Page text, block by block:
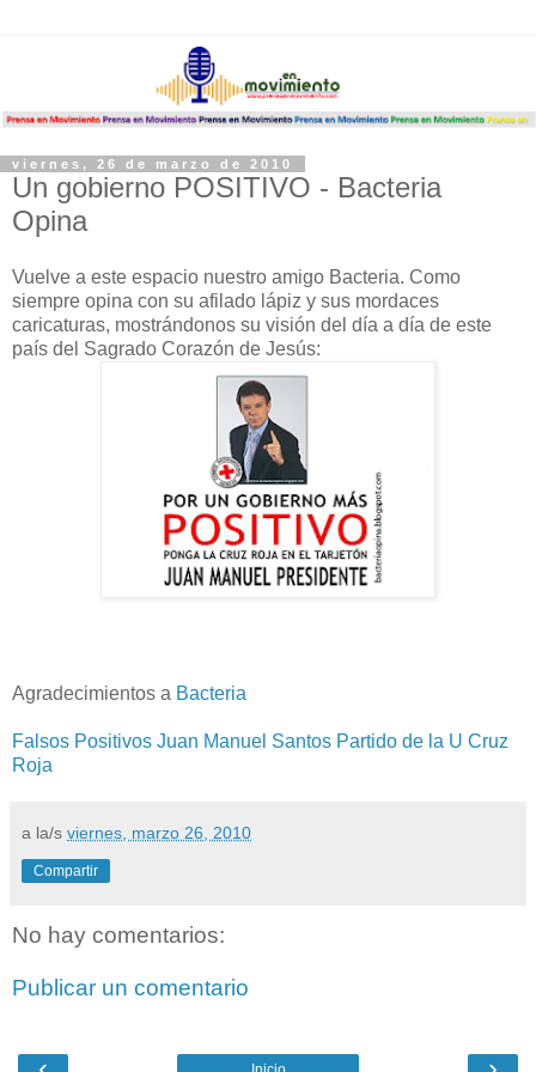
viernes, 26 de marzo de 2010
Un gobierno POSITIVO - Bacteria
Opina
Vuelve a este espacio nuestro amigo Bacteria. Como
siempre opina con su afilado lápiz y sus mordaces
caricaturas, mostrándonos su visión del día a día de este
país del Sagrado Corazón de Jesús:
Agradecimientos a Bacteria
Falsos Positivos Juan Manuel Santos Partido de la U Cruz
Roja
a la/s viernes, marzo 26, 2010
Compartir
No hay comentarios:
Publicar un comentario